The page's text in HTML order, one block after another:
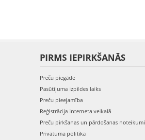
PIRMS IEPIRKŠANĀS
Preču piegāde
Pasūtījuma izpildes laiks
Preču pieejamība
Reģistrācija interneta veikalā
Preču pirkšanas un pārdošanas noteikumi
Privātuma politika